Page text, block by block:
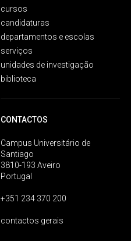
cursos
candidaturas
departamentos e escolas
serviços
unidades de investigação
biblioteca
CONTACTOS
Campus Universitário de
Santiago
3810-193 Aveiro
Portugal
+351 234 370 200
contactos gerais